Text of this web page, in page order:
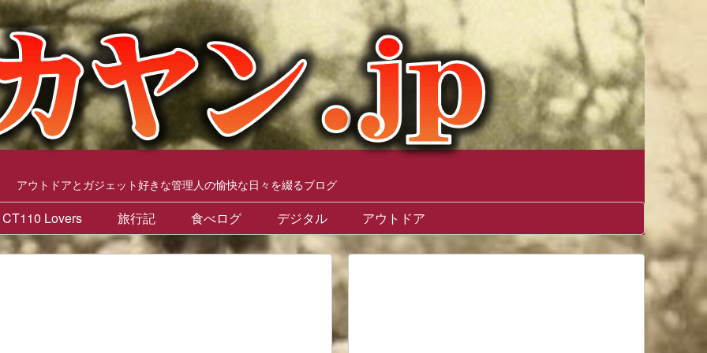
アウトドアとガジェット好きな管理人の愉快な日々を綴るブログ
CT110 Lovers 旅行記 食べログ デジタル アウトドア